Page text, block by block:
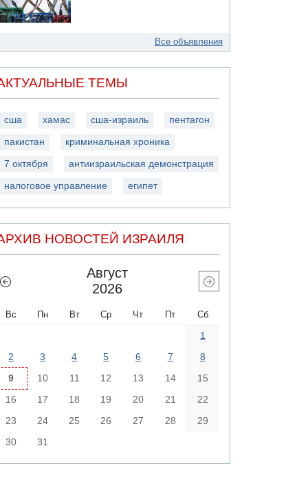
Все объявления
ТЕМЫ
сша хамас сша-израиль пентагон
пакистан криминальная хроника
7 октября антиизраильская демонстрация
налоговое управление египет
НОВОСТЕЙ ИЗРАИЛЯ
Август
2026
Вс Пн Вт Ср Чт Пт Сб
1
2
3 4 5 6 7
8
9
10 11 12 13 14
15
16
17 18 19 20 21
22
23
24 25 26 27 28
29
30
31